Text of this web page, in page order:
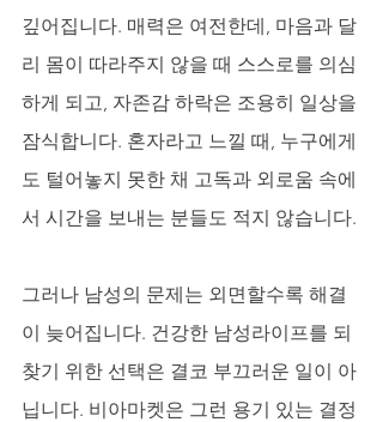
깊어집니다. 매력은 여전한데, 마음과 달
리 몸이 따라주지 않을 때 스스로를 의심
하게 되고, 자존감 하락은 조용히 일상을
잠식합니다. 혼자라고 느낄 때, 누구에게
도 털어놓지 못한 채 고독과 외로움 속에
서 시간을 보내는 분들도 적지 않습니다.
그러나 남성의 문제는 외면할수록 해결
이 늦어집니다. 건강한 남성라이프를 되
찾기 위한 선택은 결코 부끄러운 일이 아
닙니다. 비아마켓은 그런 용기 있는 결정